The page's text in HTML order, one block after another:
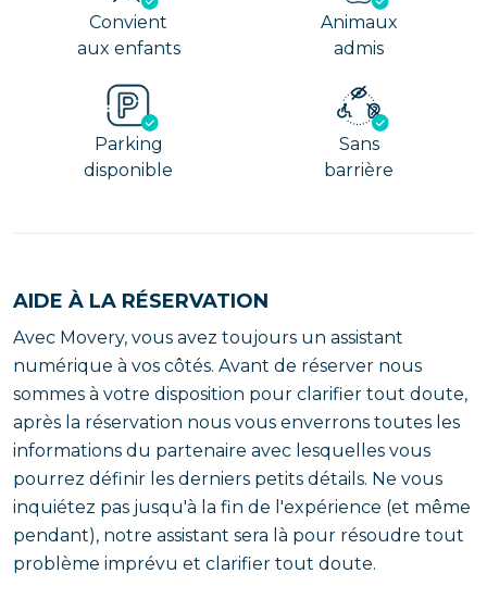
Convient
aux enfants
Animaux
admis
Parking
disponible
Sans
barrière
AIDE À LA RÉSERVATION
Avec Movery, vous avez toujours un assistant
numérique à vos côtés. Avant de réserver nous
sommes à votre disposition pour clarifier tout doute,
après la réservation nous vous enverrons toutes les
informations du partenaire avec lesquelles vous
pourrez définir les derniers petits détails. Ne vous
inquiétez pas jusqu'à la fin de l'expérience (et même
pendant), notre assistant sera là pour résoudre tout
problème imprévu et clarifier tout doute.